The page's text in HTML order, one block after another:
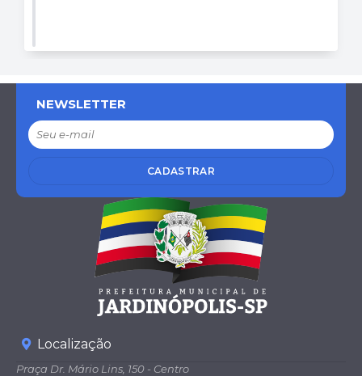
NEWSLETTER
CADASTRAR
Localização
Praça Dr. Mário Lins, 150 - Centro